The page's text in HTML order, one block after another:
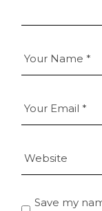
Save my